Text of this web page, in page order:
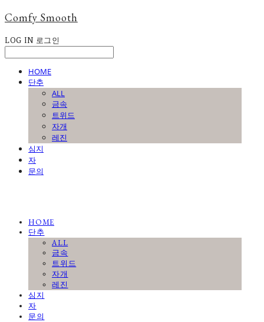
Comfy Smooth
LOG IN 로그인
HOME
단추
ALL
금속
트위드
자개
레진
심지
자
문의
HOME
단추
ALL
금속
트위드
자개
레진
심지
자
문의